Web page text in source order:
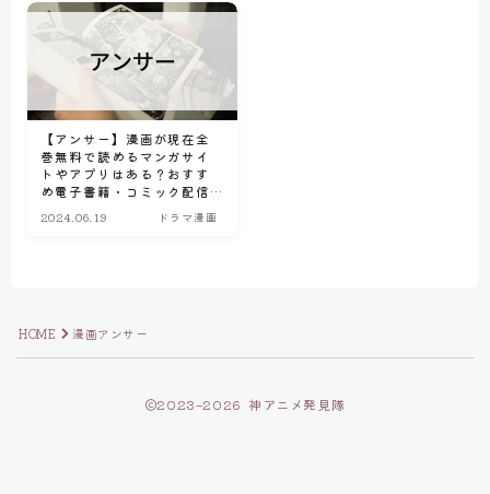
【アンサー】漫画が現在全
巻無料で読めるマンガサイ
トやアプリはある？おすす
め電子書籍・コミック配信
報
2024.06.19 ドラマ漫画
HOME 漫画アンサー
2023–2026 神アニメ発見隊